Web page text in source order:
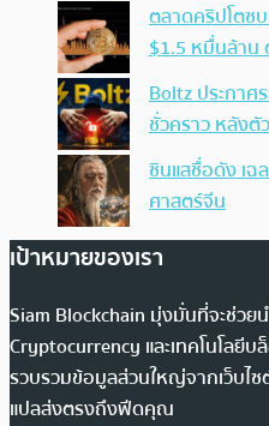
ตลาดคริปโตซ
$1.5 หมื่นล้าน
Boltz ประกาศ
ชั่วคราว หลังตั
ซินแสชื่อดัง เฉ
ศาสตร์จีน
เป้าหมายของเรา
Siam Blockchain มุ่งมั่นที่จะช่วย
Cryptocurrency และเทคโนโลยีบ
รวบรวมข้อมูลส่วนใหญ่จากเว็บไซ
แปลส่งตรงถึงฟีดคุณ